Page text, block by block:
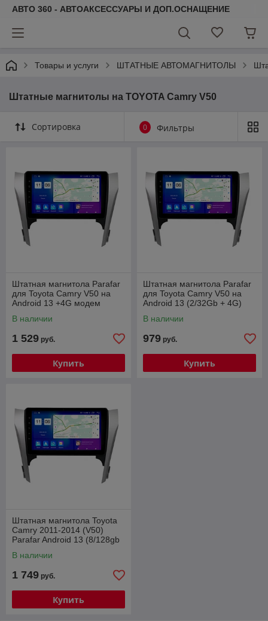
АВТО 360 - АВТОАКСЕССУАРЫ И ДОП.ОСНАЩЕНИЕ
Товары и услуги ШТАТНЫЕ АВТОМАГНИТОЛЫ
Штатные магнитолы на TOYOTA Camry V50
Сортировка 0 Фильтры
Штатная магнитола Parafar
для Toyota Camry V50 на
Android 13 +4G модем
В наличии
1 529 руб.
Купить
Штатная магнитола Parafar
для Toyota Camry V50 на
Android 13 (2/32Gb + 4G)
В наличии
979 руб.
Купить
Штатная магнитола Toyota
Camry 2011-2014 (V50)
Parafar Android 13 (8/128gb
В наличии
1 749 руб.
Купить